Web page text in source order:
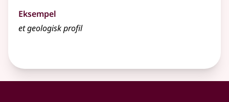
Eksempel
et geologiskprofil